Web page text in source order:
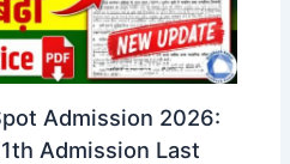
Admission 2026:
Admission Last